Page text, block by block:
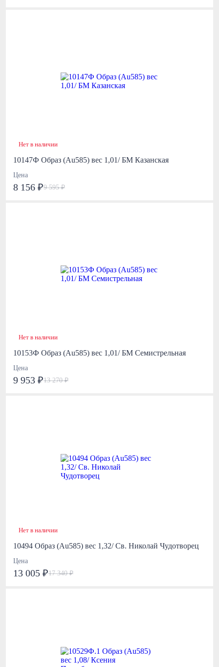
Нет в наличии
10147Ф Образ (Au585) вес 1,01/ БМ Казанская
Цена
8 156 ₽9 595 ₽
Нет в наличии
10153Ф Образ (Au585) вес 1,01/ БМ Семистрельная
Цена
9 953 ₽13 270 ₽
Нет в наличии
10494 Образ (Au585) вес 1,32/ Св. Николай Чудотворец
Цена
13 005 ₽17 340 ₽